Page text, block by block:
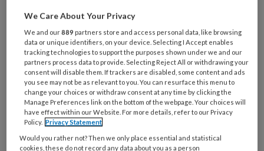
zorginstelling hier beter mee omgaat dan de
andere: de ene stuurt de familie met een
kluitje in het riet, de andere pakt het serieus
aan, en huurt een bedrijfsbeveiligingsbedrijf in.
Dit beschrijf ik ook inmijn artikel(waarin je het
hele verhaal leest) voor Volkskrant Magazine:
een van de meest effectieve methodes om een
dief in de zorg te betrappen, is het plaatsen
We Care About Your Privacy
We and our889 partners store and access personal data, like browsing
data or unique identifiers, on your device. Selecting I Accept enables
tracking technologies to support the purposes shown under we and our
partners process data to provide. Selecting Reject All or withdrawing your
consent will disable them. If trackers are disabled, some content and ads
you see may not be as relevant to you. You can resurface this menu to
change your choices or withdraw consent at any time by clicking the
Manage Preferences link on the bottom of the webpage. Your choices will
have effect within our Website. For more details, refer to our Privacy
Policy. Privacy Statement
Would you rather not? Then we only place essential and statistical
cookies, these do not record any data about you as a person